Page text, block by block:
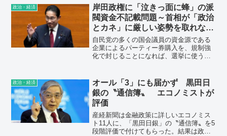
非正規の苦しみが分かるわけがないの
だ。中小企業出身の芳野会長に対して
は、そんな大企業中心の悪しき体質を変
える手腕を期待されるところもあったは
ずだ。それなのに会長に就いた途端、よ
り政府、与党に近しい正体を鮮明にして
いる。
政治・経済
岸田政権に「泣きっ面に蜂」の派
閥資金不記載問題～首相が「政治
とカネ」に厳しい姿勢を取れない
ワケ
自民党の多くの国会議員の資金源である
企業によるパーティー券購入を、規制強
化で封じることになれば、選挙に使う
政治・経済
オール「3」にも届かず 黒田日
銀の〝通信簿〟 エコノミストが
評価
産経新聞は金融政策に詳しいエコノミス
ト11人に、「黒田日銀」の〝通信簿〟を5
段階評価で付けてもらった。結果は政策